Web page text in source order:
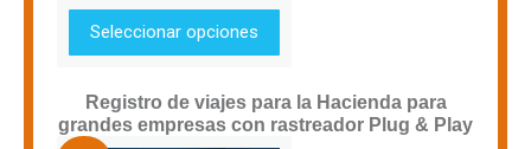
Seleccionar opciones
Registro de viajes para la Hacienda para
grandes empresas con rastreador Plug & Play